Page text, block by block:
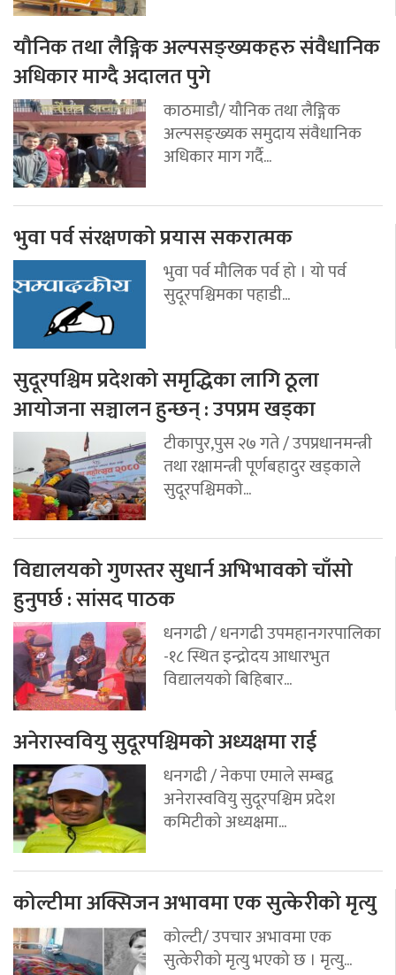
यौनिक तथा लैङ्गिक अल्पसङ्ख्यकहरु संवैधानिक
अधिकार माग्दै अदालत पुगे
काठमाडौ/ यौनिक तथा लैङ्गिक
अल्पसङ्ख्यक समुदाय संवैधानिक
अधिकार माग गर्दै...
भुवा पर्व संरक्षणको प्रयास सकरात्मक
भुवा पर्व मौलिक पर्व हो । यो पर्व
सुदूरपश्चिमका पहाडी...
सुदूरपश्चिम प्रदेशको समृद्धिका लागि ठूला
आयोजना सञ्चालन हुन्छन् : उपप्रम खड्का
टीकापुर,पुस २७ गते / उपप्रधानमन्त्री
तथा रक्षामन्त्री पूर्णबहादुर खड्काले
सुदूरपश्चिमको...
विद्यालयको गुणस्तर सुधार्न अभिभावको चाँसो
हुनुपर्छ : सांसद पाठक
धनगढी / धनगढी उपमहानगरपालिका
-१८ स्थित इन्द्रोदय आधारभुत
विद्यालयको बिहिबार...
अनेरास्ववियु सुदूरपश्चिमको अध्यक्षमा राई
धनगढी / नेकपा एमाले सम्बद्व
अनेरास्ववियु सुदूरपश्चिम प्रदेश
कमिटीको अध्यक्षमा...
कोल्टीमा अक्सिजन अभावमा एक सुत्केरीको मृत्यु
कोल्टी/ उपचार अभावमा एक
सुत्केरीको मृत्यु भएको छ । मृत्यु...